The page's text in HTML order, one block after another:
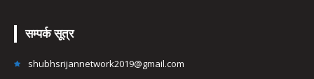
सम्पर्क सूत्र
shubhsrijannetwork2019@gmail.com